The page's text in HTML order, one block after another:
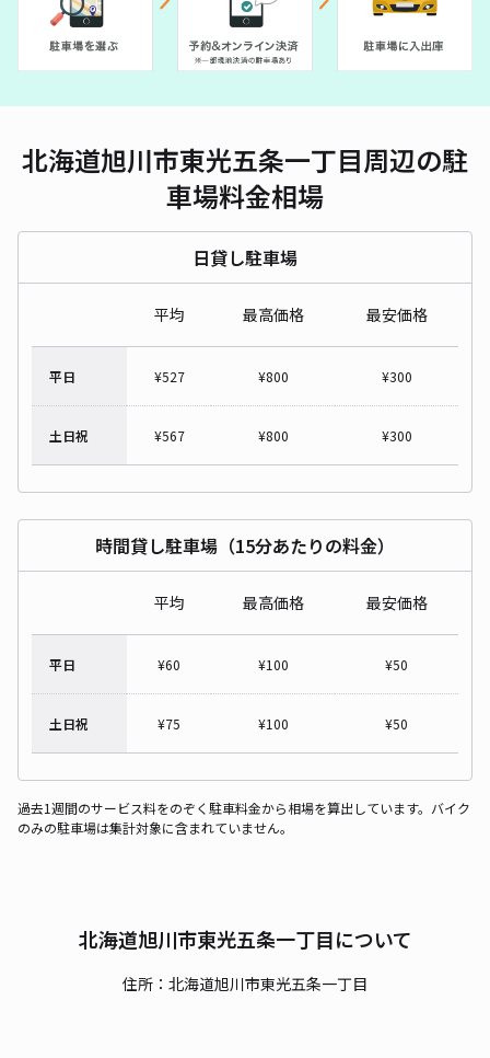
北海道旭川市東光五条一丁目周辺の駐
車場料金相場
日貸し駐車場
平均 最高価格 最安価格
平日 ¥527 ¥800 ¥300
土日祝 ¥567 ¥800 ¥300
時間貸し駐車場（15分あたりの料金）
平均 最高価格 最安価格
平日 ¥60 ¥100 ¥50
土日祝 ¥75 ¥100 ¥50
過去1週間のサービス料をのぞく駐車料金から相場を算出しています。バイク
のみの駐車場は集計対象に含まれていません。
北海道旭川市東光五条一丁目について
住所：北海道旭川市東光五条一丁目